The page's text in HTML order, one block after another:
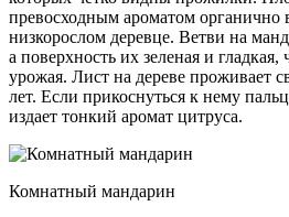
превосходным ароматом органично
низкорослом деревце. Ветви на
а поверхность их зеленая и
урожая. Лист на дереве проживает
лет. Если прикоснуться к нему
издает тонкий аромат цитруса.
Комнатный мандарин